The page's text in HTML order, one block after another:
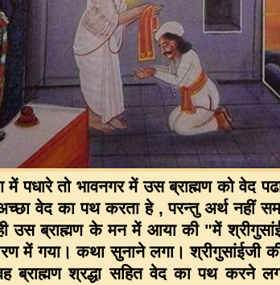
में पधारे तो भावनगर में उस ब्राह्मण को वेद
वेद का पथ करता हे , परन्तु अर्थ नहीं
उस ब्राह्मण के मन में आया की "में
में गया। कथा सुनाने लगा। श्रीगुसांईजी
ब्राह्मण श्रद्धा सहित वेद का पथ करने